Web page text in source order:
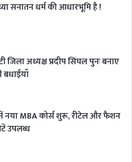
सनातन धर्म की आधारभूमि है !
जिला अध्यक्ष प्रदीप सिंघल पुनः बनाए
बधाईयाँ
MBA कोर्स शुरू, रीटेल और फैशन
उपलब्ध